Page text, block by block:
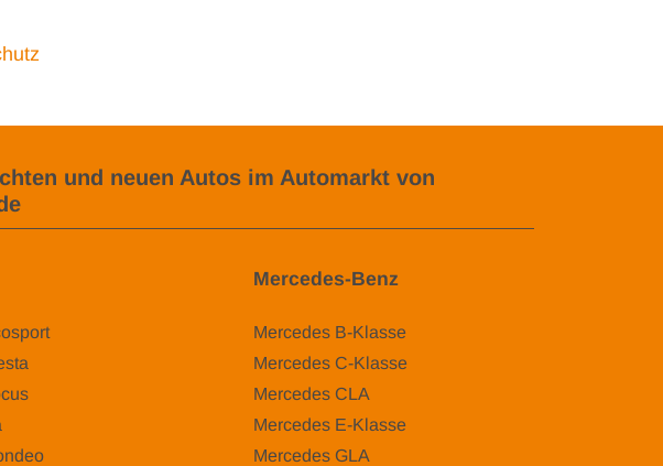
und neuen Autos im Automarkt von
Mercedes-Benz
Mercedes B-Klasse
Mercedes C-Klasse
Mercedes CLA
Mercedes E-Klasse
Mercedes GLA